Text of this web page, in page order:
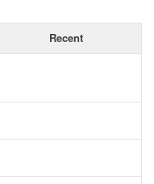
Recent